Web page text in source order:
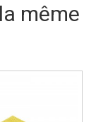
même